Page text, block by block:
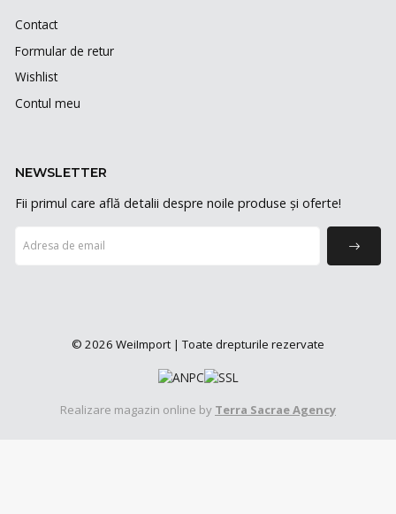
Contact
Formular de retur
Wishlist
Contul meu
NEWSLETTER
Fii primul care află detalii despre noile produse și oferte!
© 2026 WeiImport | Toate drepturile rezervate
Realizare magazin online by Terra Sacrae Agency